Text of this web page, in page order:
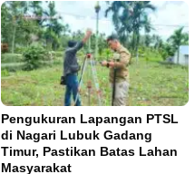
Pengukuran Lapangan PTSL
di Nagari Lubuk Gadang
Timur, Pastikan Batas Lahan
Masyarakat